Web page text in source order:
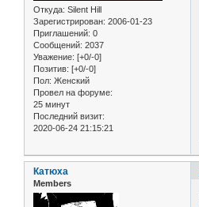
Откуда: Silent Hill
Зарегистрирован: 2006-01-23
Приглашений: 0
Сообщений: 2037
Уважение: [+0/-0]
Позитив: [+0/-0]
Пол: Женский
Провел на форуме:
25 минут
Последний визит:
2020-06-24 21:15:21
Катюха
Members